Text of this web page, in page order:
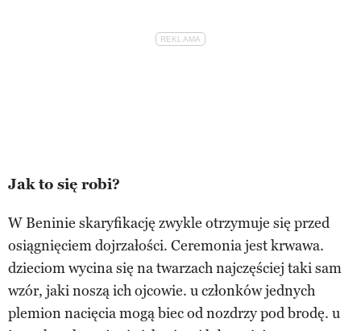
Jak to się robi?
W Beninie skaryfikację zwykle otrzymuje się przed
osiągnięciem dojrzałości. Ceremonia jest krwawa.
dzieciom wycina się na twarzach najczęściej taki sam
wzór, jaki noszą ich ojcowie. u członków jednych
plemion nacięcia mogą biec od nozdrzy pod brodę. u